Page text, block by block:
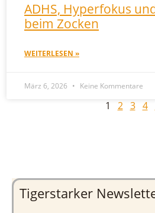
ADHS, Hyperfokus
beim Zocken
WEITERLESEN »
März 6, 2026 Keine Kommentare
1 2 3 4
Tigerstarker